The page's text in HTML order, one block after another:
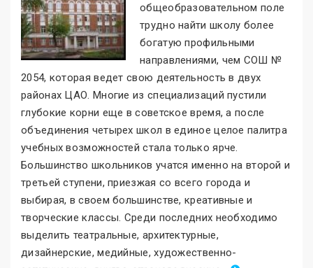
общеобразовательном поле
трудно найти школу более
богатую профильными
направлениями, чем СОШ №
2054, которая ведет свою деятельность в двух
районах ЦАО. Многие из специализаций пустили
глубокие корни еще в советское время, а после
объединения четырех школ в единое целое палитра
учебных возможностей стала только ярче.
Большинство школьников учатся именно на второй и
третьей ступени, приезжая со всего города и
выбирая, в своем большинстве, креативные и
творческие классы. Среди последних необходимо
выделить театральные, архитектурные,
дизайнерские, медийные, художественно-